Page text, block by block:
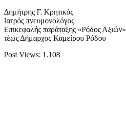
Δημήτρης Γ. Κρητικός
Ιατρός πνευμονολόγος
Επικεφαλής παράταξης «Ρόδος Αξιών»
τέως Δήμαρχος Καμείρου Ρόδου
Post Views: 1.108